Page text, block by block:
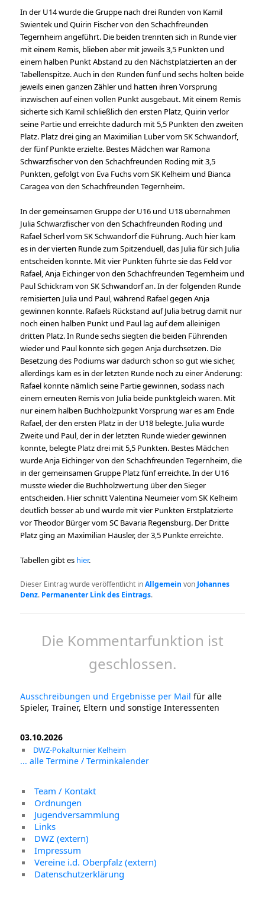
In der U14 wurde die Gruppe nach drei Runden von Kamil
Swientek und Quirin Fischer von den Schachfreunden
Tegernheim angeführt. Die beiden trennten sich in Runde vier
mit einem Remis, blieben aber mit jeweils 3,5 Punkten und
einem halben Punkt Abstand zu den Nächstplatzierten an der
Tabellenspitze. Auch in den Runden fünf und sechs holten beide
jeweils einen ganzen Zähler und hatten ihren Vorsprung
inzwischen auf einen vollen Punkt ausgebaut. Mit einem Remis
sicherte sich Kamil schließlich den ersten Platz, Quirin verlor
seine Partie und erreichte dadurch mit 5,5 Punkten den zweiten
Platz. Platz drei ging an Maximilian Luber vom SK Schwandorf,
der fünf Punkte erzielte. Bestes Mädchen war Ramona
Schwarzfischer von den Schachfreunden Roding mit 3,5
Punkten, gefolgt von Eva Fuchs vom SK Kelheim und Bianca
Caragea von den Schachfreunden Tegernheim.
In der gemeinsamen Gruppe der U16 und U18 übernahmen
Julia Schwarzfischer von den Schachfreunden Roding und
Rafael Scherl vom SK Schwandorf die Führung. Auch hier kam
es in der vierten Runde zum Spitzenduell, das Julia für sich Julia
entscheiden konnte. Mit vier Punkten führte sie das Feld vor
Rafael, Anja Eichinger von den Schachfreunden Tegernheim und
Paul Schickram von SK Schwandorf an. In der folgenden Runde
remisierten Julia und Paul, während Rafael gegen Anja
gewinnen konnte. Rafaels Rückstand auf Julia betrug damit nur
noch einen halben Punkt und Paul lag auf dem alleinigen
dritten Platz. In Runde sechs siegten die beiden Führenden
wieder und Paul konnte sich gegen Anja durchsetzen. Die
Besetzung des Podiums war dadurch schon so gut wie sicher,
allerdings kam es in der letzten Runde noch zu einer Änderung:
Rafael konnte nämlich seine Partie gewinnen, sodass nach
einem erneuten Remis von Julia beide punktgleich waren. Mit
nur einem halben Buchholzpunkt Vorsprung war es am Ende
Rafael, der den ersten Platz in der U18 belegte. Julia wurde
Zweite und Paul, der in der letzten Runde wieder gewinnen
konnte, belegte Platz drei mit 5,5 Punkten. Bestes Mädchen
wurde Anja Eichinger von den Schachfreunden Tegernheim, die
in der gemeinsamen Gruppe Platz fünf erreichte. In der U16
musste wieder die Buchholzwertung über den Sieger
entscheiden. Hier schnitt Valentina Neumeier vom SK Kelheim
deutlich besser ab und wurde mit vier Punkten Erstplatzierte
vor Theodor Bürger vom SC Bavaria Regensburg. Der Dritte
Platz ging an Maximilian Häusler, der 3,5 Punkte erreichte.
Tabellen gibt es hier.
Dieser Eintrag wurde veröffentlicht inAllgemein von Johannes
Denz. Permanenter Link des Eintrags.
Die Kommentarfunktion ist
geschlossen.
Ausschreibungen und Ergebnisse per Mail für alle
Spieler, Trainer, Eltern und sonstige Interessenten
03.10.2026
DWZ-Pokalturnier Kelheim
... alle Termine / Terminkalender
Team / Kontakt
Ordnungen
Jugendversammlung
Links
DWZ (extern)
Impressum
Vereine i.d. Oberpfalz (extern)
Datenschutzerklärung